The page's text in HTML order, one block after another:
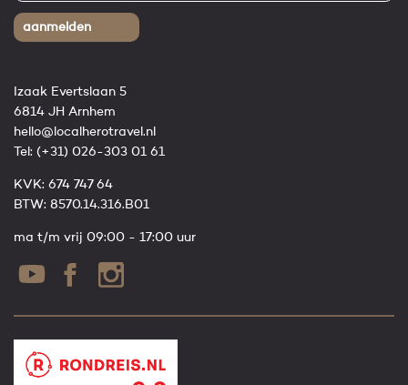
aanmelden
Izaak Evertslaan 5
6814 JH Arnhem
hello@localherotravel.nl
Tel: (+31) 026-303 01 61
KVK: 674 747 64
BTW: 8570.14.316.B01
ma t/m vrij 09:00 - 17:00 uur